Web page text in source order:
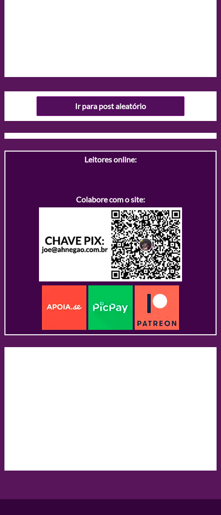
Ir para post aleatório
Leitores online:
Colabore com o site: